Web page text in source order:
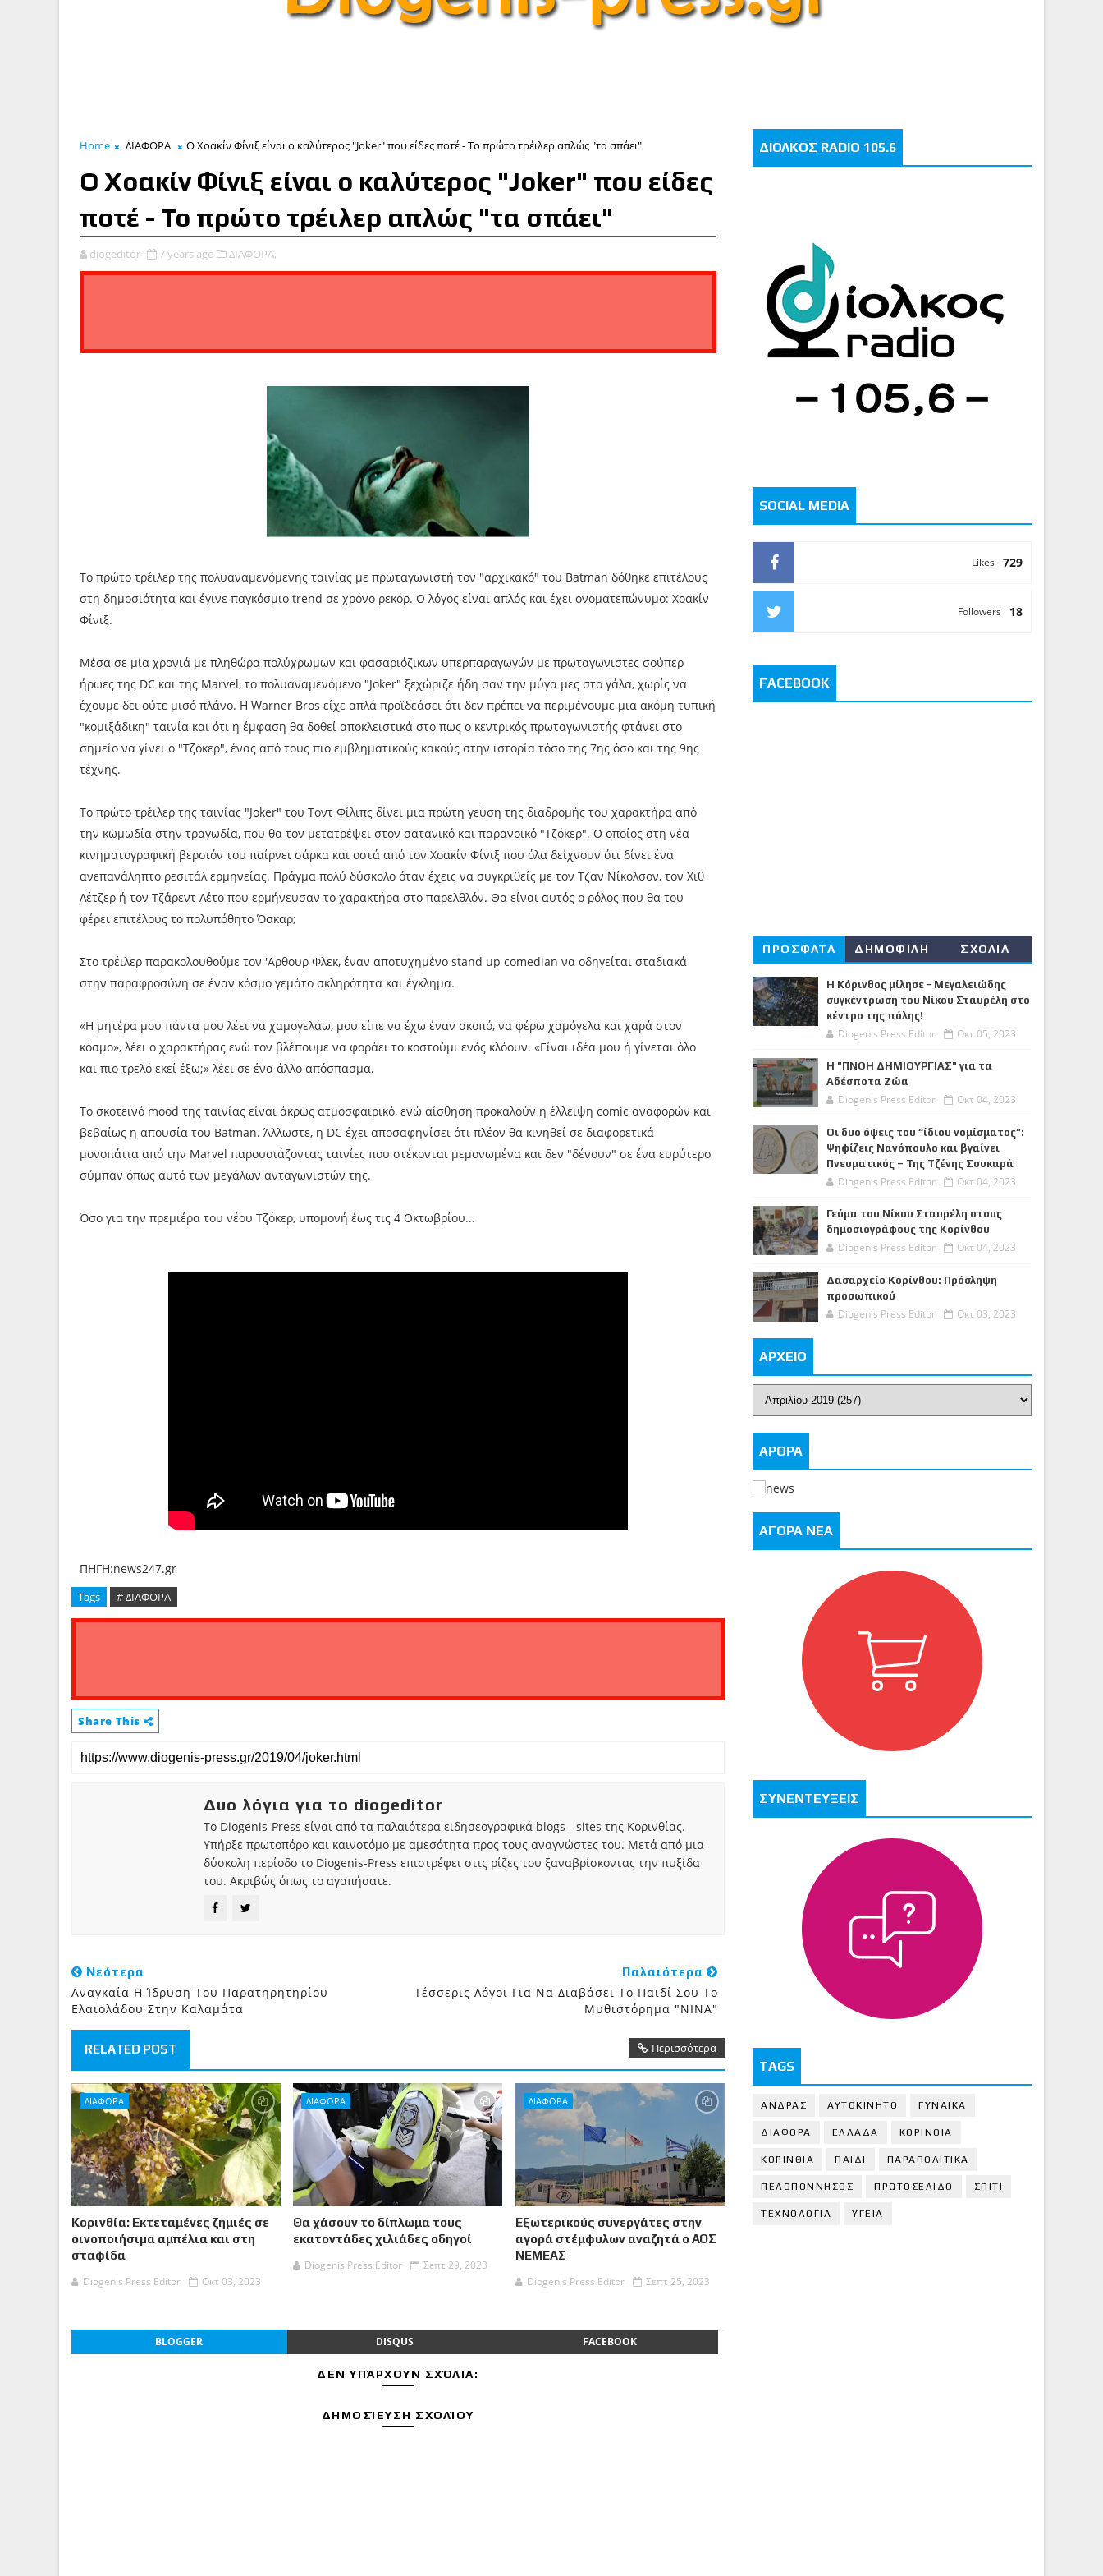
Home ΔΙΑΦΟΡΑ Ο Χοακίν Φίνιξ είναι ο καλύτερος "Joker" που είδες ποτέ - Το πρώτο τρέιλερ απλώς "τα σπάει"
Ο Χοακίν Φίνιξ είναι ο καλύτερος "Joker" που είδες
ποτέ - Το πρώτο τρέιλερ απλώς "τα σπάει"
diogeditor 7 years ago ΔΙΑΦΟΡΑ,
Το πρώτο τρέιλερ της πολυαναμενόμενης ταινίας με πρωταγωνιστή τον "αρχικακό" του Batman δόθηκε επιτέλους
στη δημοσιότητα και έγινε παγκόσμιο trend σε χρόνο ρεκόρ. Ο λόγος είναι απλός και έχει ονοματεπώνυμο: Χοακίν
Φίνιξ.
Μέσα σε μία χρονιά με πληθώρα πολύχρωμων και φασαριόζικων υπερπαραγωγών με πρωταγωνιστες σούπερ
ήρωες της DC και της Marvel, το πολυαναμενόμενο "Joker" ξεχώριζε ήδη σαν την μύγα μες στο γάλα, χωρίς να
έχουμε δει ούτε μισό πλάνο. Η Warner Bros είχε απλά προϊδεάσει ότι δεν πρέπει να περιμένουμε μια ακόμη τυπική
"κομιξάδικη" ταινία και ότι η έμφαση θα δοθεί αποκλειστικά στο πως ο κεντρικός πρωταγωνιστής φτάνει στο
σημείο να γίνει ο "Τζόκερ", ένας από τους πιο εμβληματικούς κακούς στην ιστορία τόσο της 7ης όσο και της 9ης
τέχνης.
Το πρώτο τρέιλερ της ταινίας "Joker" του Τοντ Φίλιπς δίνει μια πρώτη γεύση της διαδρομής του χαρακτήρα από
την κωμωδία στην τραγωδία, που θα τον μετατρέψει στον σατανικό και παρανοϊκό "Τζόκερ". Ο οποίος στη νέα
κινηματογραφική βερσιόν του παίρνει σάρκα και οστά από τον Χοακίν Φίνιξ που όλα δείχνουν ότι δίνει ένα
ανεπανάληπτο ρεσιτάλ ερμηνείας. Πράγμα πολύ δύσκολο όταν έχεις να συγκριθείς με τον Τζαν Νίκολσον, τον Χιθ
Λέτζερ ή τον Τζάρεντ Λέτο που ερμήνευσαν το χαρακτήρα στο παρελθλόν. Θα είναι αυτός ο ρόλος που θα του
φέρει επιτέλους το πολυπόθητο Όσκαρ;
Στο τρέιλερ παρακολουθούμε τον 'Αρθουρ Φλεκ, έναν αποτυχημένο stand up comedian να οδηγείται σταδιακά
στην παραφροσύνη σε έναν κόσμο γεμάτο σκληρότητα και έγκλημα.
«Η μητέρα μου πάντα μου λέει να χαμογελάω, μου είπε να έχω έναν σκοπό, να φέρω χαμόγελα και χαρά στον
κόσμο», λέει ο χαρακτήρας ενώ τον βλέπουμε να φοράει το κοστούμι ενός κλόουν. «Είναι ιδέα μου ή γίνεται όλο
και πιο τρελό εκεί έξω;» λέει σε ένα άλλο απόσπασμα.
Το σκοτεινό mood της ταινίας είναι άκρως ατμοσφαιρικό, ενώ αίσθηση προκαλούν η έλλειψη comic αναφορών και
βεβαίως η απουσία του Batman. Άλλωστε, η DC έχει αποσαφηνίσει ότι πλέον θα κινηθεί σε διαφορετικά
μονοπάτια από την Marvel παρουσιάζοντας ταινίες που στέκονται μεμονωμένα και δεν "δένουν" σε ένα ευρύτερο
σύμπαν όπως αυτό των μεγάλων ανταγωνιστών της.
Όσο για την πρεμιέρα του νέου Τζόκερ, υπομονή έως τις 4 Οκτωβρίου...
ΠΗΓΗ:news247.gr
Tags # ΔΙΑΦΟΡΑ
Share This
Δυο λόγια για το diogeditor
Το Diogenis-Press είναι από τα παλαιότερα ειδησεογραφικά blogs - sites της Κορινθίας.
Υπήρξε πρωτοπόρο και καινοτόμο με αμεσότητα προς τους αναγνώστες του. Μετά από μια
δύσκολη περίοδο το Diogenis-Press επιστρέφει στις ρίζες του ξαναβρίσκοντας την πυξίδα
του. Ακριβώς όπως το αγαπήσατε.
Νεότερα
Αναγκαία Η Ίδρυση Του Παρατηρητηρίου
Ελαιολάδου Στην Καλαμάτα
Παλαιότερα
Τέσσερις Λόγοι Για Να Διαβάσει Το Παιδί Σου Το
Μυθιστόρημα "ΝΙΝΑ"
RELATED POST Περισσότερα
ΔΙΑΦΟΡΑ
Κορινθία: Εκτεταμένες ζημιές σε
οινοποιήσιµα αμπέλια και στη
σταφίδα
Diogenis Press Editor
Οκτ 03, 2023
ΔΙΑΦΟΡΑ
Θα χάσουν το δίπλωμα τους
εκατοντάδες χιλιάδες οδηγοί
Diogenis Press Editor
Σεπτ 29, 2023
ΔΙΑΦΟΡΑ
Εξωτερικούς συνεργάτες στην
αγορά στέμφυλων αναζητά ο ΑΟΣ
ΝΕΜΕΑΣ
Diogenis Press Editor
Σεπτ 25, 2023
BLOGGER DISQUS FACEBOOK
ΔΕΝ ΥΠΆΡΧΟΥΝ ΣΧΌΛΙΑ:
ΔΗΜΟΣΊΕΥΣΗ ΣΧΟΛΊΟΥ
ΔΙΟΛΚΟΣ RADIO 105.6
SOCIAL MEDIA
729
Likes
18
Followers
FACEBOOK
ΠΡΟΣΦΑΤΑ ΔΗΜΟΦΙΛΗ ΣΧΟΛΙΑ
Η Κόρινθος μίλησε - Μεγαλειώδης
συγκέντρωση του Νίκου Σταυρέλη στο
κέντρο της πόλης!
Diogenis Press Editor Οκτ 05, 2023
Η "ΠΝΟΗ ΔΗΜΙΟΥΡΓΙΑΣ" για τα
Αδέσποτα Ζώα
Diogenis Press Editor Οκτ 04, 2023
Οι δυο όψεις του “ίδιου νομίσματος”:
Ψηφίζεις Νανόπουλο και βγαίνει
Πνευματικός – Της Τζένης Σουκαρά
Diogenis Press Editor Οκτ 04, 2023
Γεύμα του Νίκου Σταυρέλη στους
δημοσιογράφους της Κορίνθου
Diogenis Press Editor Οκτ 04, 2023
Δασαρχείο Κορίνθου: Πρόσληψη
προσωπικού
Diogenis Press Editor Οκτ 03, 2023
ΑΡΧΕΙΟ
ΑΡΘΡΑ
ΑΓΟΡΑ ΝΕΑ
ΣΥΝΕΝΤΕΥΞΕΙΣ
TAGS
ΑΝΔΡΑΣ ΑΥΤΟΚΙΝΗΤΟ ΓΥΝΑΙΚΑ
ΔΙΑΦΟΡΑ ΕΛΛΑΔΑ ΚΟΡΙΝΘΙΑ
ΚΟΡΙΝΘΙA ΠΑΙΔΙ ΠΑΡΑΠΟΛΙΤΙΚΑ
ΠΕΛΟΠΟΝΝΗΣΟΣ ΠΡΩΤΟΣΕΛΙΔΟ ΣΠΙΤΙ
ΤΕΧΝΟΛΟΓΙΑ ΥΓΕΙΑ